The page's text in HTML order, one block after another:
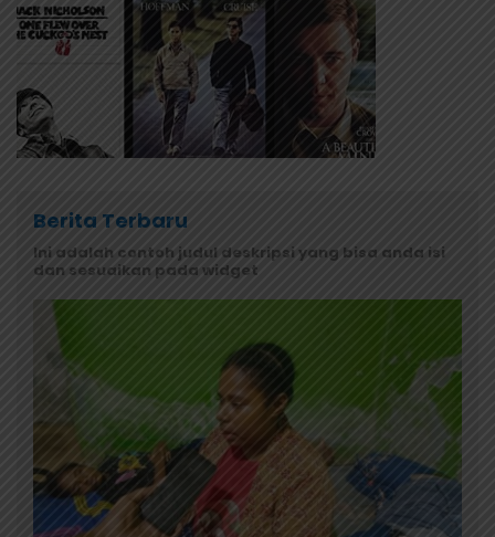
Berita Terbaru
Ini adalah contoh judul deskripsi yang bisa anda isi
dan sesuaikan pada widget